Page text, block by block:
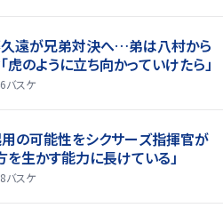
遠が兄弟対決へ…弟は八村から
虎のように立ち向かっていけたら」
バスケ
用の可能性をシクサーズ指揮官が
を生かす能力に長けている」
バスケ